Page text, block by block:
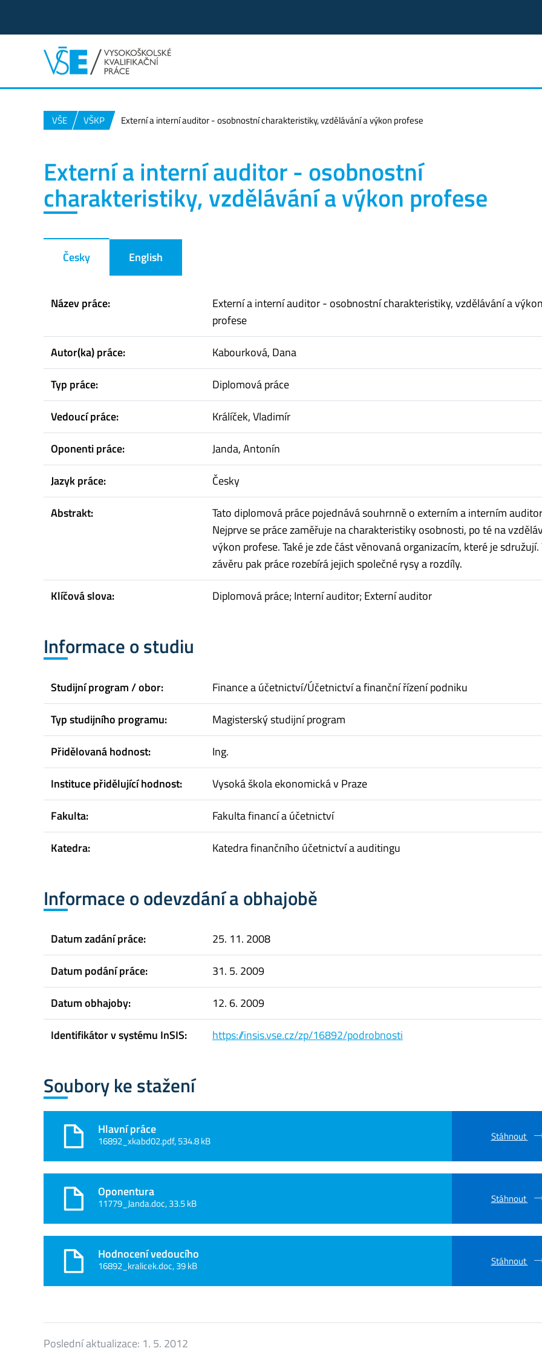
VŠE VŠKP Externí a interní auditor - osobnostní charakteristiky, vzdělávání a výkon profese
Externí a interní auditor - osobnostní
charakteristiky, vzdělávání a výkon profese
Česky English
Název práce:
Externí a interní auditor - osobnostní charakteristiky, vzdělávání a
profese
Autor(ka) práce:
Kabourková, Dana
Typ práce:
Diplomová práce
Vedoucí práce:
Králíček, Vladimír
Oponenti práce:
Janda, Antonín
Jazyk práce:
Česky
Abstrakt:
Tato diplomová práce pojednává souhrnně o externím a interním
Nejprve se práce zaměřuje na charakteristiky osobnosti, po té na
výkon profese. Také je zde část věnovaná organizacím, které je sdružují.
závěru pak práce rozebírá jejich společné rysy a rozdíly.
Klíčová slova:
Diplomová práce; Interní auditor; Externí auditor
Informace o studiu
Studijní program / obor:
Finance a účetnictví/Účetnictví a finanční řízení podniku
Typ studijního programu:
Magisterský studijní program
Přidělovaná hodnost:
Ing.
Instituce přidělující hodnost:
Vysoká škola ekonomická v Praze
Fakulta:
Fakulta financí a účetnictví
Katedra:
Katedra finančního účetnictví a auditingu
Informace o odevzdání a obhajobě
Datum zadání práce:
25. 11. 2008
Datum podání práce:
31. 5. 2009
Datum obhajoby:
12. 6. 2009
Identifikátor v systému InSIS:
https://insis.vse.cz/zp/16892/podrobnosti
Soubory ke stažení
Hlavní práce
16892_xkabd02.pdf, 534.8 kB Stáhnout
Oponentura
11779_Janda.doc, 33.5 kB Stáhnout
Hodnocení vedoucího
16892_kralicek.doc, 39 kB Stáhnout
Poslední aktualizace: 1. 5. 2012